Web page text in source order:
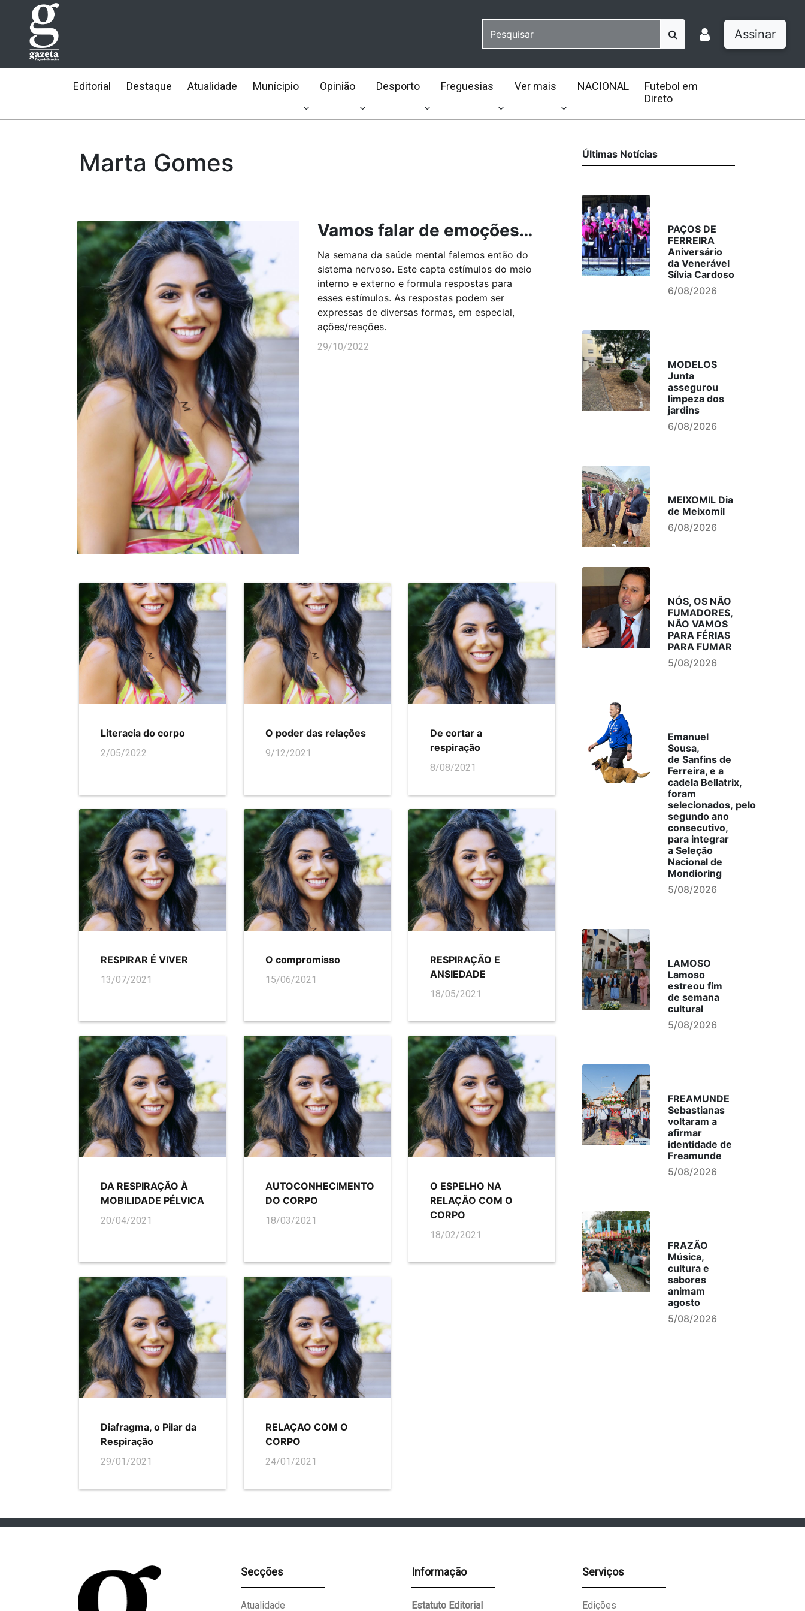
Assinar
Editorial Destaque Atualidade Munícipio Opinião Desporto Freguesias Ver mais NACIONAL
Futebol em
Direto
Marta Gomes
Vamos falar de emoções…
Na semana da saúde mental falemos então do
sistema nervoso. Este capta estímulos do meio
interno e externo e formula respostas para
esses estímulos. As respostas podem ser
expressas de diversas formas, em especial,
ações/reações.
29/10/2022
Literacia do corpo
2/05/2022
O poder das relações
9/12/2021
De cortar a
respiração
8/08/2021
RESPIRAR É VIVER
13/07/2021
O compromisso
15/06/2021
RESPIRAÇÃO E
ANSIEDADE
18/05/2021
DA RESPIRAÇÃO À
MOBILIDADE PÉLVICA
20/04/2021
AUTOCONHECIMENTO
DO CORPO
18/03/2021
O ESPELHO NA
RELAÇÃO COM O
CORPO
18/02/2021
Diafragma, o Pilar da
Respiração
29/01/2021
RELAÇAO COM O
CORPO
24/01/2021
Últimas Notícias
PAÇOS DE
FERREIRA
Aniversário
da Venerável
Sílvia Cardoso
6/08/2026
MODELOS
Junta
assegurou
limpeza dos
jardins
6/08/2026
MEIXOMIL Dia
de Meixomil
6/08/2026
NÓS, OS NÃO
FUMADORES,
NÃO VAMOS
PARA FÉRIAS
PARA FUMAR
5/08/2026
Emanuel
Sousa,
de Sanfins de
Ferreira, e a
cadela Bellatrix,
foram
selecionados, pelo
segundo ano
consecutivo,
para integrar
a Seleção
Nacional de
Mondioring
5/08/2026
LAMOSO
Lamoso
estreou fim
de semana
cultural
5/08/2026
FREAMUNDE
Sebastianas
voltaram a
afirmar
identidade de
Freamunde
5/08/2026
FRAZÃO
Música,
cultura e
sabores
animam
agosto
5/08/2026
Secções
Atualidade
Informação
Estatuto Editorial
Serviços
Edições